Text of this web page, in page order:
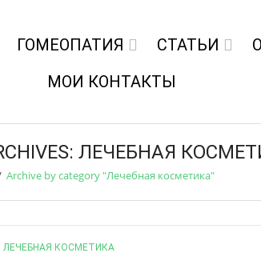
ГОМЕОПАТИЯ СТАТЬИ
МОИ КОНТАКТЫ
ЛЕЧЕБНАЯ
Archive by category "Лечебная косметика"
ЛЕЧЕБНАЯ КОСМЕТИКА